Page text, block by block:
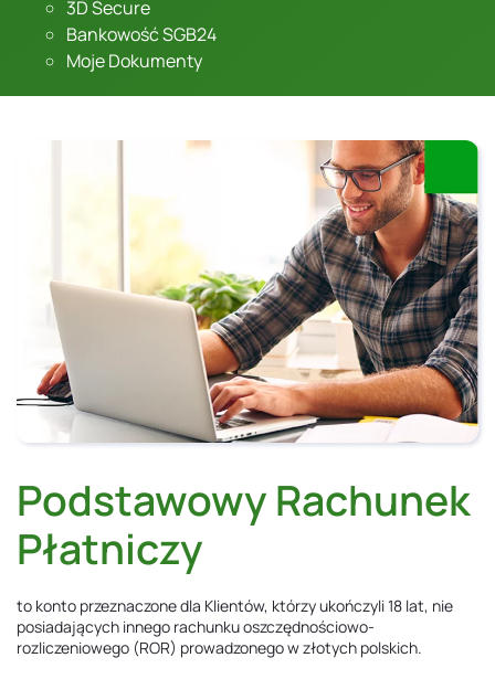
3D Secure
Bankowość SGB24
Moje Dokumenty
Podstawowy Rachunek
Płatniczy
to konto przeznaczone dla Klientów, którzy ukończyli 18 lat, nie
posiadających innego rachunku oszczędnościowo-
rozliczeniowego (ROR) prowadzonego w złotych polskich.